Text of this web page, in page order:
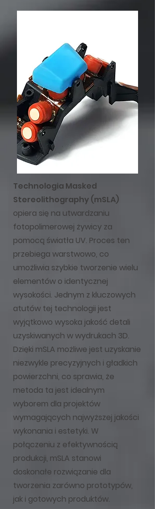
Technologia Masked
Stereolithography (mSLA)
opiera się na utwardzaniu
fotopolimerowej żywicy za
pomocą światła UV. Proces ten
przebiega warstwowo, co
umożliwia szybkie tworzenie wielu
elementów o identycznej
wysokości. Jednym z kluczowych
atutów tej technologii jest
wyjątkowo wysoka jakość detali
uzyskiwanych w wydrukach 3D.
Dzięki mSLA możliwe jest uzyskanie
niezwykle precyzyjnych i gładkich
powierzchni, co sprawia, że
metoda ta jest idealnym
wyborem dla projektów
wymagających najwyższej jakości
wykonania i estetyki. W
połączeniu z efektywnością
produkcji, mSLA stanowi
doskonałe rozwiązanie dla
tworzenia zarówno prototypów,
jak i gotowych produktów.